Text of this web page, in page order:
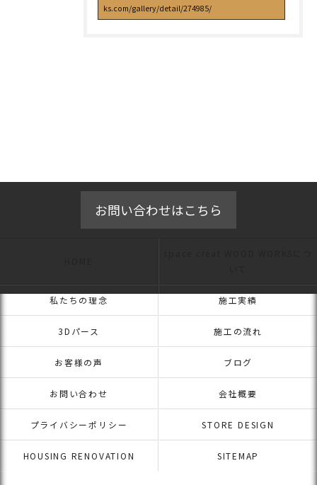
ks.com/gallery/detail/274985/
お問い合わせはこちら
私たちの理念 施工実績
3Dパース 施工の流れ
お客様の声 ブログ
お問い合わせ 会社概要
プライバシーポリシー STORE DESIGN
HOUSING RENOVATION SITEMAP